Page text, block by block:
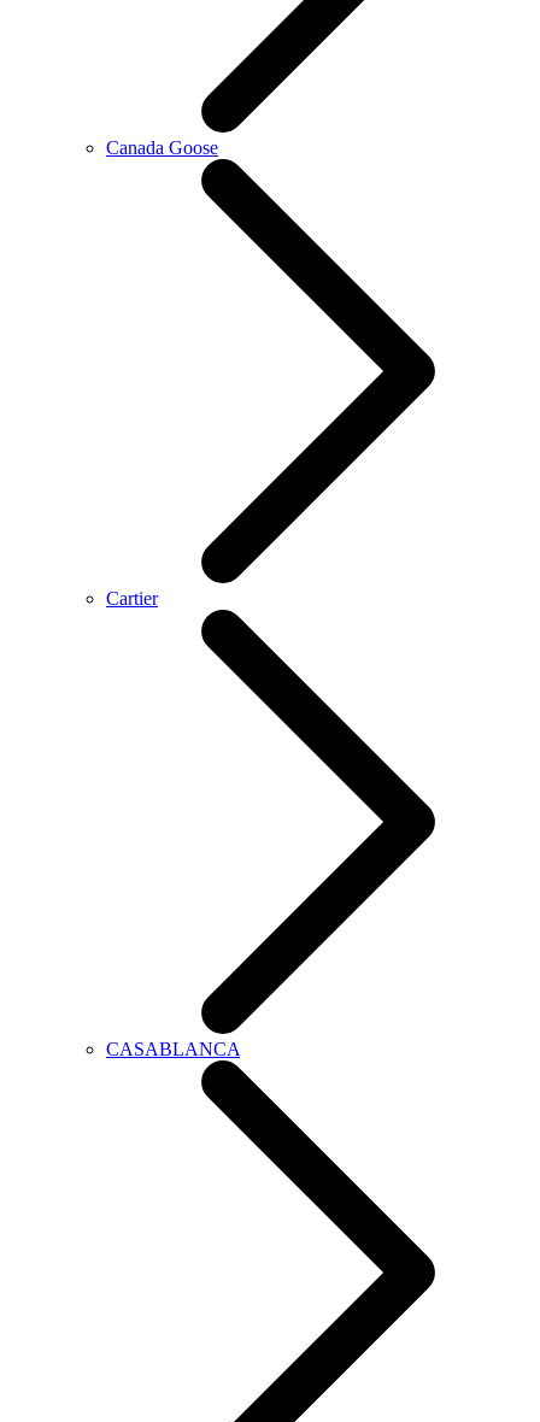
Canada Goose
Cartier
CASABLANCA